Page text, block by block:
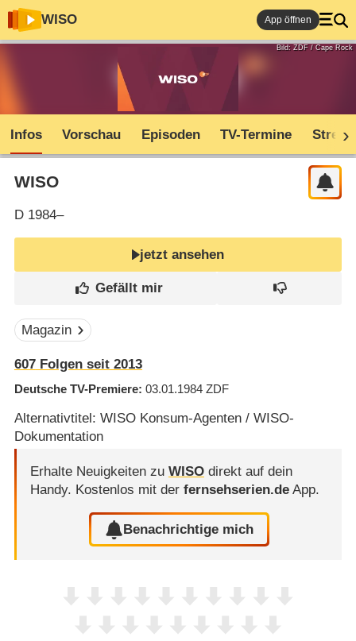
WISO App öffnen
Bild: ZDF / Cape Rock
Infos Vorschau Episoden TV-Termine
WISO
D1984–
jetzt ansehen
Magazin
607Folgen seit 2013
Deutsche TV-Premiere 03.01.1984 ZDF
Alternativtitel: WISO Konsum-Agenten / WISO-
Dokumentation
Erhalte Neuigkeiten zu WISOdirekt auf dein
Handy. Kostenlos mit der fernsehserien.deApp.
Benachrichtige mich